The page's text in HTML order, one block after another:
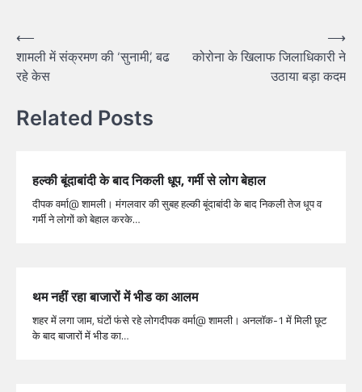
⟵
शामली में संक्रमण की ‘सुनामी’, बढ
रहे केस
कोरोना के खिलाफ जिलाधिकारी ने
उठाया बड़ा कदम
⟶
Related Posts
हल्की बूंदाबांदी के बाद निकली धूप, गर्मी से लोग बेहाल
दीपक वर्मा@ शामली। मंगलवार की सुबह हल्की बूंदाबांदी के बाद निकली तेज धूप व
गर्मी ने लोगों को बेहाल करके…
थम नहीं रहा बाजारों में भीड का आलम
शहर में लगा जाम, घंटों फंसे रहे लोगदीपक वर्मा@ शामली। अनलाॅक-1 में मिली छूट
के बाद बाजारों में भीड का…